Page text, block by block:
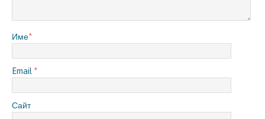
Име*
Email *
Сайт